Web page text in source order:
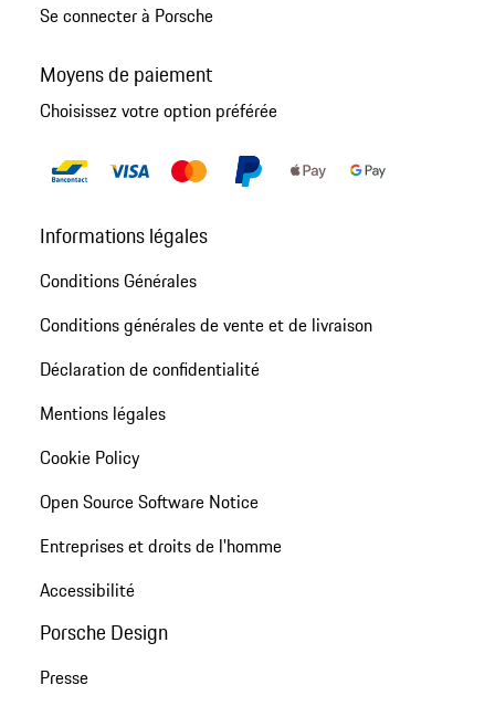
Se connecter à Porsche
Moyens de paiement
Choisissez votre option préférée
Informations légales
Conditions Générales
Conditions générales de vente et de livraison
Déclaration de confidentialité
Mentions légales
Cookie Policy
Open Source Software Notice
Entreprises et droits de l'homme
Accessibilité
Porsche Design
Presse